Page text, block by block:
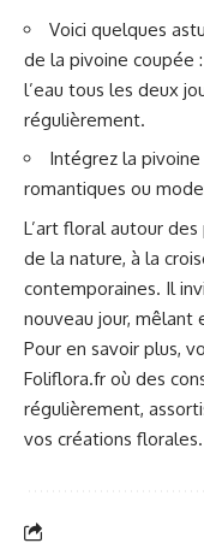
Voici quelques
de la pivoine coupée
l’eau tous les deux
régulièrement.
Intégrez la
romantiques ou
L’art floral autour
de la nature, à la
contemporaines. Il
nouveau jour,
Pour en savoir plus,
Foliflora.fr où des
régulièrement,
vos créations florales.